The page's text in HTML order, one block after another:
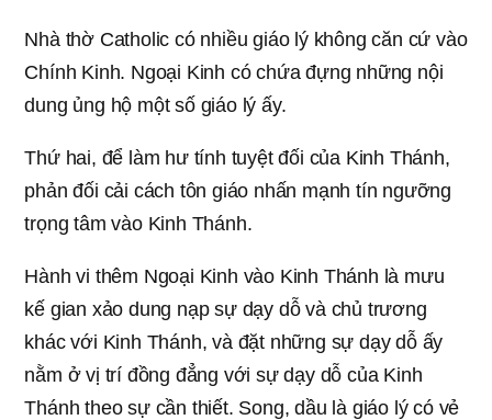
Nhà thờ Catholic có nhiều giáo lý không căn cứ vào
Chính Kinh. Ngoại Kinh có chứa đựng những nội
dung ủng hộ một số giáo lý ấy.
Thứ hai, để làm hư tính tuyệt đối của Kinh Thánh,
phản đối cải cách tôn giáo nhấn mạnh tín ngưỡng
trọng tâm vào Kinh Thánh.
Hành vi thêm Ngoại Kinh vào Kinh Thánh là mưu
kế gian xảo dung nạp sự dạy dỗ và chủ trương
khác với Kinh Thánh, và đặt những sự dạy dỗ ấy
nằm ở vị trí đồng đẳng với sự dạy dỗ của Kinh
Thánh theo sự cần thiết. Song, dầu là giáo lý có vẻ